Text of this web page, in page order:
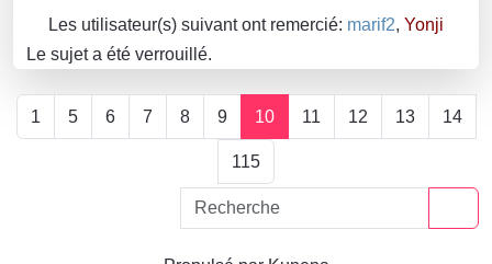
Les utilisateur(s) suivant ont remercié: marif2, Yonji
Le sujet a été verrouillé.
1 5 6 7 8 9 10 11 12 13 14
115